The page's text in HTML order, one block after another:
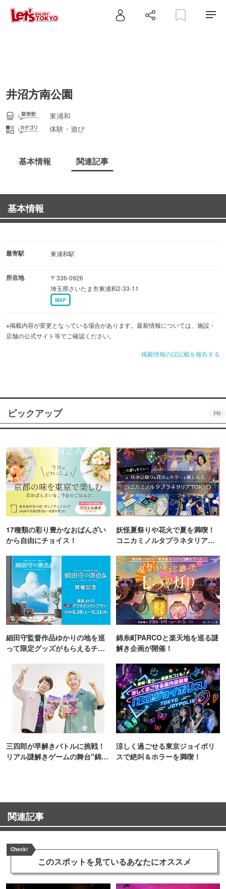
井沼方南公園
東浦和
体験・遊び
基本情報 関連記事
基本情報
最寄駅 東浦和駅
所在地
〒336-0926
埼玉県さいたま市東浦和2-33-11
MAP
※掲載内容が変更となっている場合があります。最新情報については、施設・
店舗の公式サイト等でご確認ください。
掲載情報の誤記載を報告する
ピックアップ PR
17種類の彩り豊かなおばんざい
から自由にチョイス！
妖怪夏祭りや花火で夏を満喫！
コニカミノルタプラネタリア
細田守監督作品ゆかりの地を巡
って限定グッズがもらえるチャ
錦糸町PARCOと楽天地を巡る謎
解き企画が開催！
三四郎が早解きバトルに挑戦！
リアル謎解きゲームの舞台"錦糸
涼しく過ごせる東京ジョイポリ
スで絶叫＆ホラーを満喫！
関連記事
Check!
このスポットを見ているあなたにオススメ